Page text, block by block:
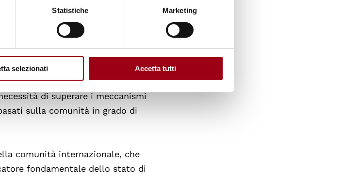
Statistiche Marketing
selezionati Accetta tutti
per i perpetratori.
colombiane ad
ai rischi specifici affrontati dai
di allerta precoce, una
mirati ad affrontare le cause
di superare i meccanismi
sulla comunità in grado di
comunità internazionale, che
fondamentale dello stato di